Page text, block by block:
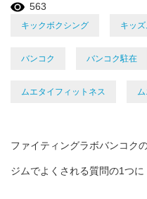
563
キックボクシング キッ
バンコク バンコク駐在
ムエタイフィットネス
ファイティングラボバンコク
ジムでよくされる質問の1つに